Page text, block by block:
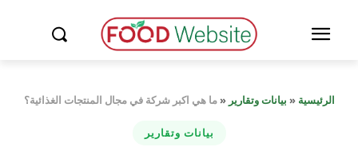
الرئيسية « بيانات وتقارير «ما هي اكبر شركة في مجال المنتجات الغذائية؟
بيانات وتقارير